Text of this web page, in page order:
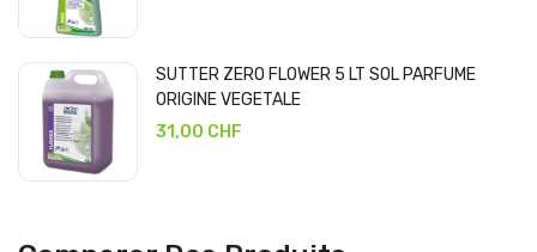
SUTTER ZERO FLOWER 5 LT SOL PARFUME
ORIGINE VEGETALE
31,00 CHF